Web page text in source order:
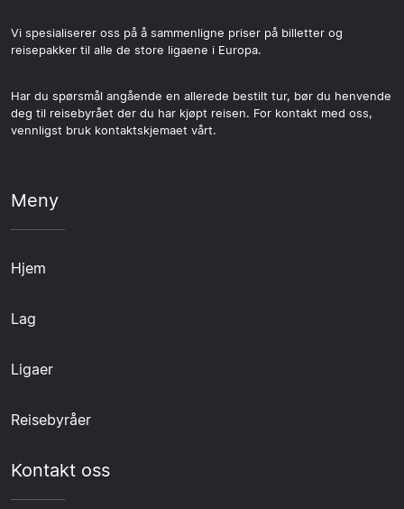
Vi spesialiserer oss på å sammenligne priser på billetter og
reisepakker til alle de store ligaene i Europa.
Har du spørsmål angående en allerede bestilt tur, bør du henvende
deg til reisebyrået der du har kjøpt reisen. For kontakt med oss,
vennligst bruk kontaktskjemaet vårt.
Meny
Hjem
Lag
Ligaer
Reisebyråer
Kontakt oss